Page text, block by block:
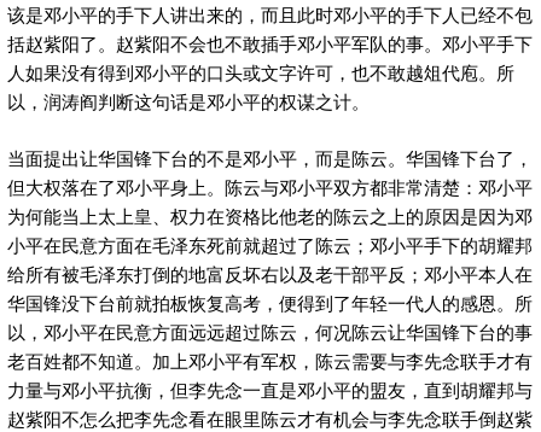
该是邓小平的手下人讲出来的，而且此时邓小平的手下人已经不包
括赵紫阳了。赵紫阳不会也不敢插手邓小平军队的事。邓小平手下
人如果没有得到邓小平的口头或文字许可，也不敢越俎代庖。所
以，润涛阎判断这句话是邓小平的权谋之计。
当面提出让华国锋下台的不是邓小平，而是陈云。华国锋下台了，
但大权落在了邓小平身上。陈云与邓小平双方都非常清楚：邓小平
为何能当上太上皇、权力在资格比他老的陈云之上的原因是因为邓
小平在民意方面在毛泽东死前就超过了陈云；邓小平手下的胡耀邦
给所有被毛泽东打倒的地富反坏右以及老干部平反；邓小平本人在
华国锋没下台前就拍板恢复高考，便得到了年轻一代人的感恩。所
以，邓小平在民意方面远远超过陈云，何况陈云让华国锋下台的事
老百姓都不知道。加上邓小平有军权，陈云需要与李先念联手才有
力量与邓小平抗衡，但李先念一直是邓小平的盟友，直到胡耀邦与
赵紫阳不怎么把李先念看在眼里陈云才有机会与李先念联手倒赵紫